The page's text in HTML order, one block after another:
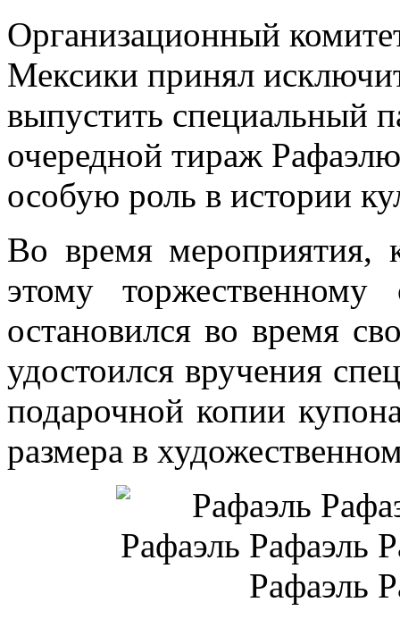
Организационный
Мексики принял
выпустить специальный
очередной тираж
особую роль в истории
Во время мероприятия,
этому
остановился во время
удостоился вручения
подарочной копии
размера в